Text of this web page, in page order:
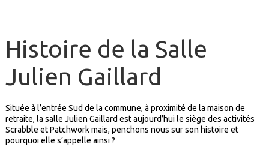
Histoire de la Salle
Julien Gaillard
Située à l’entrée Sud de la commune, à proximité de la maison de
retraite, la salle Julien Gaillard est aujourd’hui le siège des activités
Scrabble et Patchwork mais, penchons nous sur son histoire et
pourquoi elle s’appelle ainsi ?